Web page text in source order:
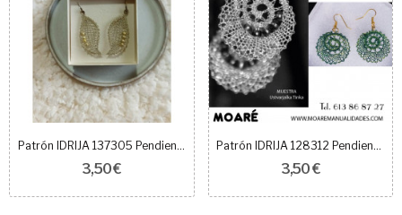
Patrón IDRIJA 137305 Pendientes - 5,5 cm
3,50 €
Patrón IDRIJA 128312 Pendientes 3 cm
3,50 €